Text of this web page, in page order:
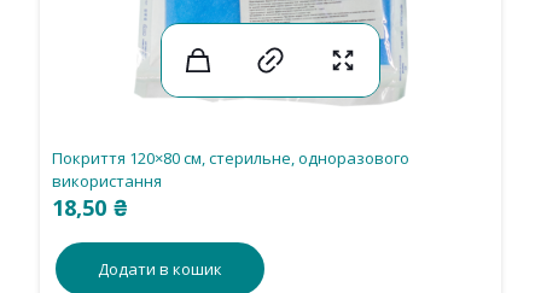
Покриття 120×80 см, стерильне, одноразового
використання
18,50 ₴
Додати в кошик